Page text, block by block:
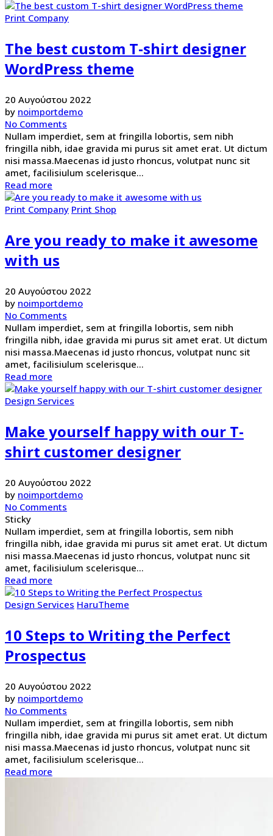
Print Company
The best custom T-shirt designer
WordPress theme
20 Αυγούστου 2022
by noimportdemo
No Comments
Nullam imperdiet, sem at fringilla lobortis, sem nibh
fringilla nibh, idae gravida mi purus sit amet erat. Ut dictum
nisi massa.Maecenas id justo rhoncus, volutpat nunc sit
amet, facilisiulum scelerisque...
Read more
Print Company Print Shop
Are you ready to make it awesome
with us
20 Αυγούστου 2022
by noimportdemo
No Comments
Nullam imperdiet, sem at fringilla lobortis, sem nibh
fringilla nibh, idae gravida mi purus sit amet erat. Ut dictum
nisi massa.Maecenas id justo rhoncus, volutpat nunc sit
amet, facilisiulum scelerisque...
Read more
Design Services
Make yourself happy with our T-
shirt customer designer
20 Αυγούστου 2022
by noimportdemo
No Comments
Sticky
Nullam imperdiet, sem at fringilla lobortis, sem nibh
fringilla nibh, idae gravida mi purus sit amet erat. Ut dictum
nisi massa.Maecenas id justo rhoncus, volutpat nunc sit
amet, facilisiulum scelerisque...
Read more
Design Services HaruTheme
10 Steps to Writing the Perfect
Prospectus
20 Αυγούστου 2022
by noimportdemo
No Comments
Nullam imperdiet, sem at fringilla lobortis, sem nibh
fringilla nibh, idae gravida mi purus sit amet erat. Ut dictum
nisi massa.Maecenas id justo rhoncus, volutpat nunc sit
amet, facilisiulum scelerisque...
Read more